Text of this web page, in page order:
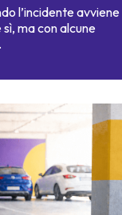
l’incidente avviene
ma con alcune